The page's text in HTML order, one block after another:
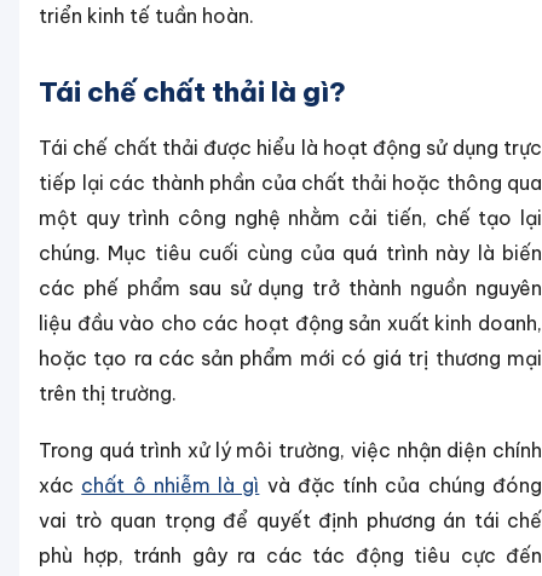
triển kinh tế tuần hoàn.
Tái chế chất thải là gì?
Tái chế chất thải được hiểu là hoạt động sử dụng trực
tiếp lại các thành phần của chất thải hoặc thông qua
một quy trình công nghệ nhằm cải tiến, chế tạo lại
chúng. Mục tiêu cuối cùng của quá trình này là biến
các phế phẩm sau sử dụng trở thành nguồn nguyên
liệu đầu vào cho các hoạt động sản xuất kinh doanh,
hoặc tạo ra các sản phẩm mới có giá trị thương mại
trên thị trường.
Trong quá trình xử lý môi trường, việc nhận diện chính
xác chất ô nhiễm là gì và đặc tính của chúng đóng
vai trò quan trọng để quyết định phương án tái chế
phù hợp, tránh gây ra các tác động tiêu cực đến